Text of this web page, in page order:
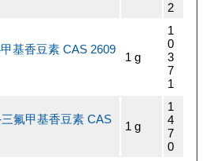
2
基香豆素 CAS 2609
1 g
1
0
3
7
1
氟甲基香豆素 CAS
1 g
1
4
7
0